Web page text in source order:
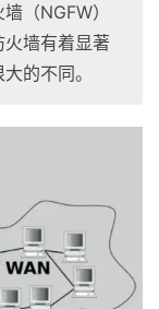
（NGFW）
墙有着显著
的不同。